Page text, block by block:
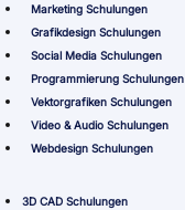
Marketing Schulungen
Grafikdesign Schulungen
Social Media Schulungen
Programmierung Schulungen
Vektorgrafiken Schulungen
Video & Audio Schulungen
Webdesign Schulungen
3D CAD Schulungen